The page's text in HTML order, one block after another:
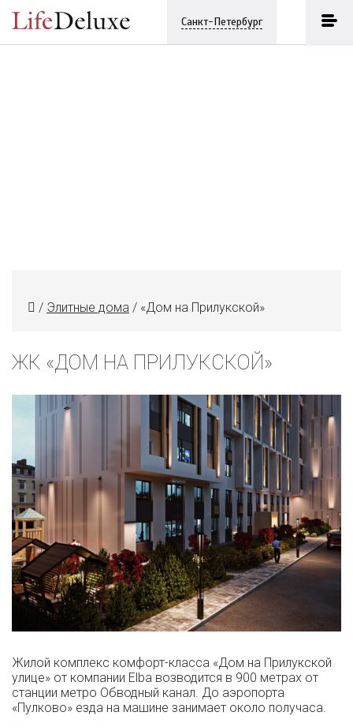
Санкт-Петербург
/ Элитные дома / «Дом на Прилукской»
ЖК «ДОМ НА ПРИЛУКСКОЙ»
Жилой комплекс комфорт-класса «Дом на Прилукской
улице» от компании Elba возводится в 900 метрах от
станции метро Обводный канал. До аэропорта
«Пулково» езда на машине занимает около получаса.